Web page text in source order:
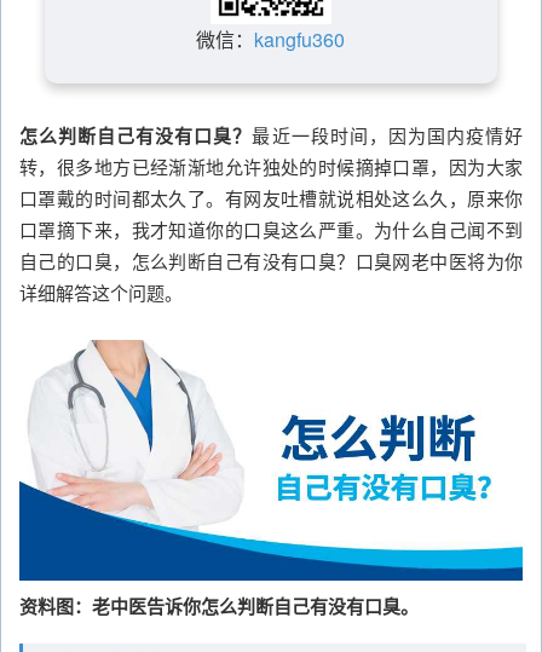
微信： kangfu360
怎么判断自己有没有口臭？最近一段时间，因为国内疫情好
转，很多地方已经渐渐地允许独处的时候摘掉口罩，因为大家
口罩戴的时间都太久了。有网友吐槽就说相处这么久，原来你
口罩摘下来，我才知道你的口臭这么严重。为什么自己闻不到
自己的口臭，怎么判断自己有没有口臭？口臭网老中医将为你
详细解答这个问题。
资料图：老中医告诉你怎么判断自己有没有口臭。